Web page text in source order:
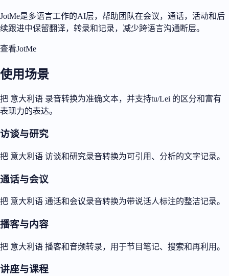
JotMe是多语言工作的AI层，帮助团队在会议，通话，活动和后
续跟进中保留翻译，转录和记录，减少跨语言沟通断层。
查看JotMe
使用场景
把 意大利语 录音转换为准确文本，并支持tu/Lei 的区分和富有
表现力的表达。
访谈与研究
把 意大利语 访谈和研究录音转换为可引用、分析的文字记录。
通话与会议
把 意大利语 通话和会议录音转换为带说话人标注的整洁记录。
播客与内容
把 意大利语 播客和音频转录，用于节目笔记、搜索和再利用。
讲座与课程